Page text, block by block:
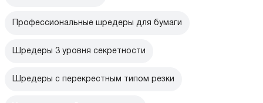
Профессиональные шредеры для бумаги
Шредеры 3 уровня секретности
Шредеры с перекрестным типом резки